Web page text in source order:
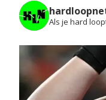
Als je hard